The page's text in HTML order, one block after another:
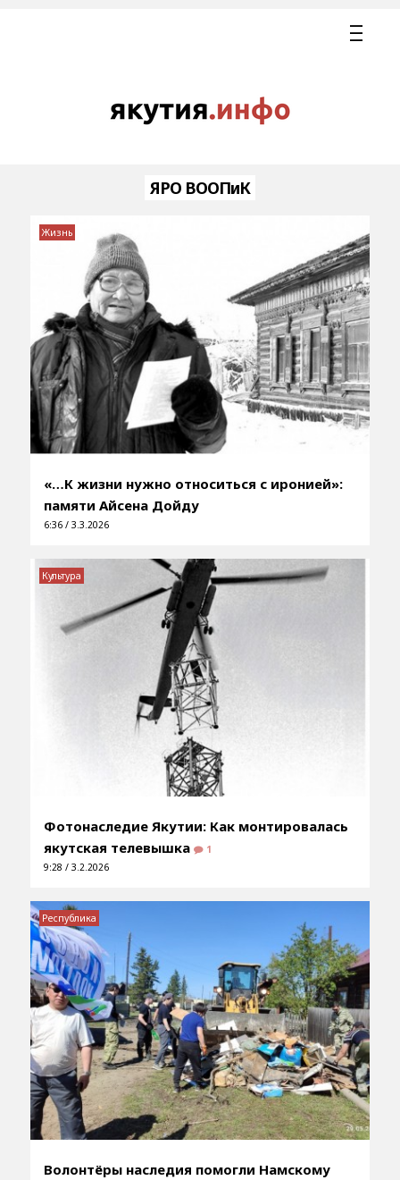
ЯРО ВООПиК
«…К жизни нужно относиться с иронией»:
памяти Айсена Дойду
6:36 / 3.3.2026
Жизнь
Фотонаследие Якутии: Как монтировалась
якутская телевышка
1
9:28 / 3.2.2026
Культура
Волонтёры наследия помогли Намскому
Республика